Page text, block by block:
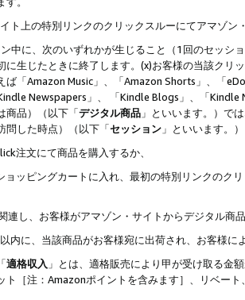
ト上の特別リンクのクリックスルーにてアマゾン
中に、次のいずれかが生じること（1回のセッシ
に生じたときに終了します。(x)お客様の当該ク
ば「Amazon Music」、「Amazon Shorts」、「
Newspapers」、 「Kindle Blogs」、「
商品）（以下「デジタル商品 」といいます。）で
問した時点）（以下「セッション 」といいます。
注文にて商品を購入するか、
ョッピングカートに入れ、最初の特別リンクのク
連し、お客様がアマゾン・サイトからデジタル
内に、当該商品がお客様宛に出荷され、お客様
適格収入 」とは、適格販売により甲が受け取る金
ト［注：Amazonポイントを含みます］、リベー